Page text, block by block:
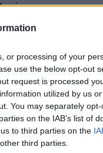
or processing of your
use the below opt-out
request is processed
utilized by us
You may separately
on the IAB’s list of
to third parties on the
third parties.
και
Δραγουνδέλι
την Συκιά),
-